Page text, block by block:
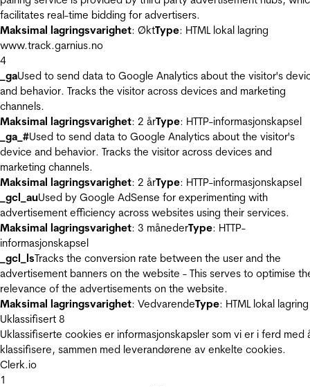
facilitates real-time bidding for advertisers.
Maksimal lagringsvarighet: ØktType: HTML lokal lagring
www.track.garnius.no
4
_gaUsed to send data to Google Analytics about the visitor's
and behavior. Tracks the visitor across devices and marketing
channels.
Maksimal lagringsvarighet: 2 årType: HTTP-informasjonskapsel
_ga_#Used to send data to Google Analytics about the visitor's
device and behavior. Tracks the visitor across devices and
marketing channels.
Maksimal lagringsvarighet: 2 årType: HTTP-informasjonskapsel
_gcl_auUsed by Google AdSense for experimenting with
advertisement efficiency across websites using their services.
Maksimal lagringsvarighet: 3 månederType: HTTP-
informasjonskapsel
_gcl_lsTracks the conversion rate between the user and the
advertisement banners on the website - This serves to optimise
relevance of the advertisements on the website.
Maksimal lagringsvarighet: VedvarendeType: HTML lokal lagring
Uklassifisert 8
Uklassifiserte cookies er informasjonskapsler som vi er i ferd med
klassifisere, sammen med leverandørene av enkelte cookies.
Clerk.io
1